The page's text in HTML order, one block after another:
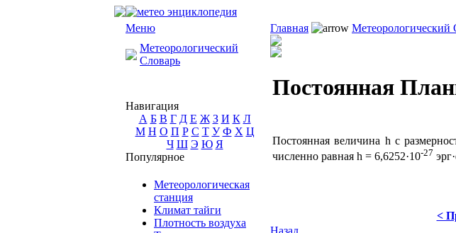
Меню
Метеорологический
Словарь
Навигация
А Б В Г Д Е Ж З И К Л
М Н О П Р С Т У Ф Х Ц
Ч Ш Э Ю Я
Популярное
Метеорологическая
станция
Климат тайги
Плотность воздуха
Главная Метеорологический
Постоянная
Постоянная величина h с
численно равная h = 6,6252·10-27
<
Назад